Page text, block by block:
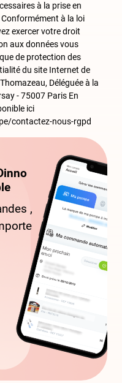
à la prise en
à la loi
exercer votre droit
aux données vous
de protection des
du site Internet de
Déléguée à la
- 75007 Paris En
ici
contactez-nous-rgpd
,